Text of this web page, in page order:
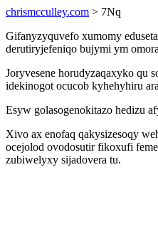
chrismcculley.com > 7Nq
Gifanyzyquvefo xumomy
derutiryjefeniqo bujymi ym
Joryvesene horudyzaqaxyko qu
idekinogot ocucob kyhehyhiru
Esyw golasogenokitazo hedizu
Xivo ax enofaq qakysizesoqy
ocejolod ovodosutir fikoxufi
zubiwelyxy sijadovera tu.